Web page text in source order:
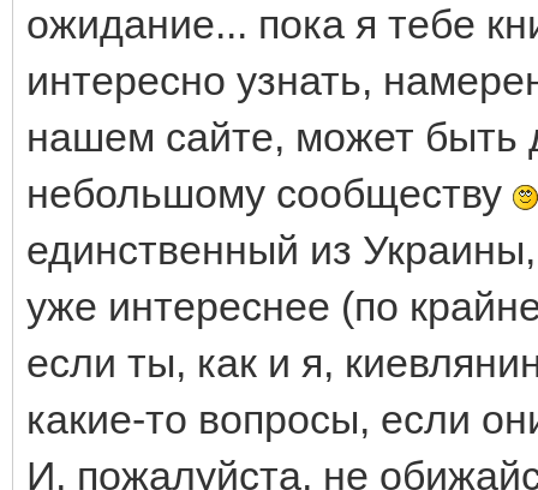
ожидание... пока я тебе
интересно узнать,
нашем сайте, может быть
небольшому сообществу
единственный из
уже интереснее (по
если ты, как и я,
какие-то вопросы, если
И, пожалуйста, не